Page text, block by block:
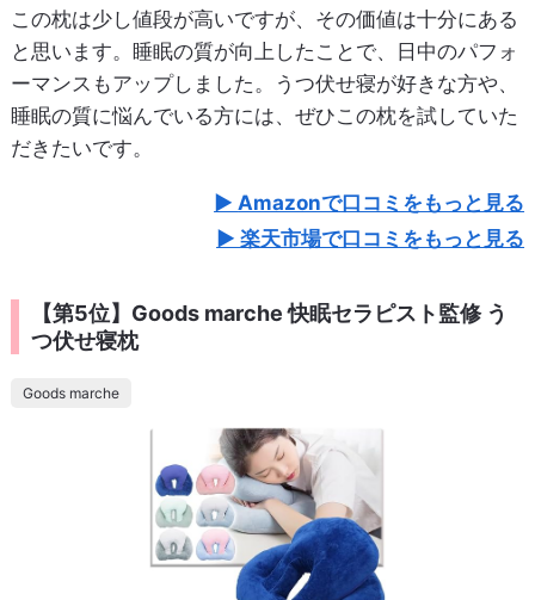
この枕は少し値段が高いですが、その価値は十分にある
と思います。睡眠の質が向上したことで、日中のパフォ
ーマンスもアップしました。うつ伏せ寝が好きな方や、
睡眠の質に悩んでいる方には、ぜひこの枕を試していた
だきたいです。
Amazonで口コミをもっと見る
楽天市場で口コミをもっと見る
【第5位】Goods marche 快眠セラピスト監修 う
つ伏せ寝枕
Goods marche